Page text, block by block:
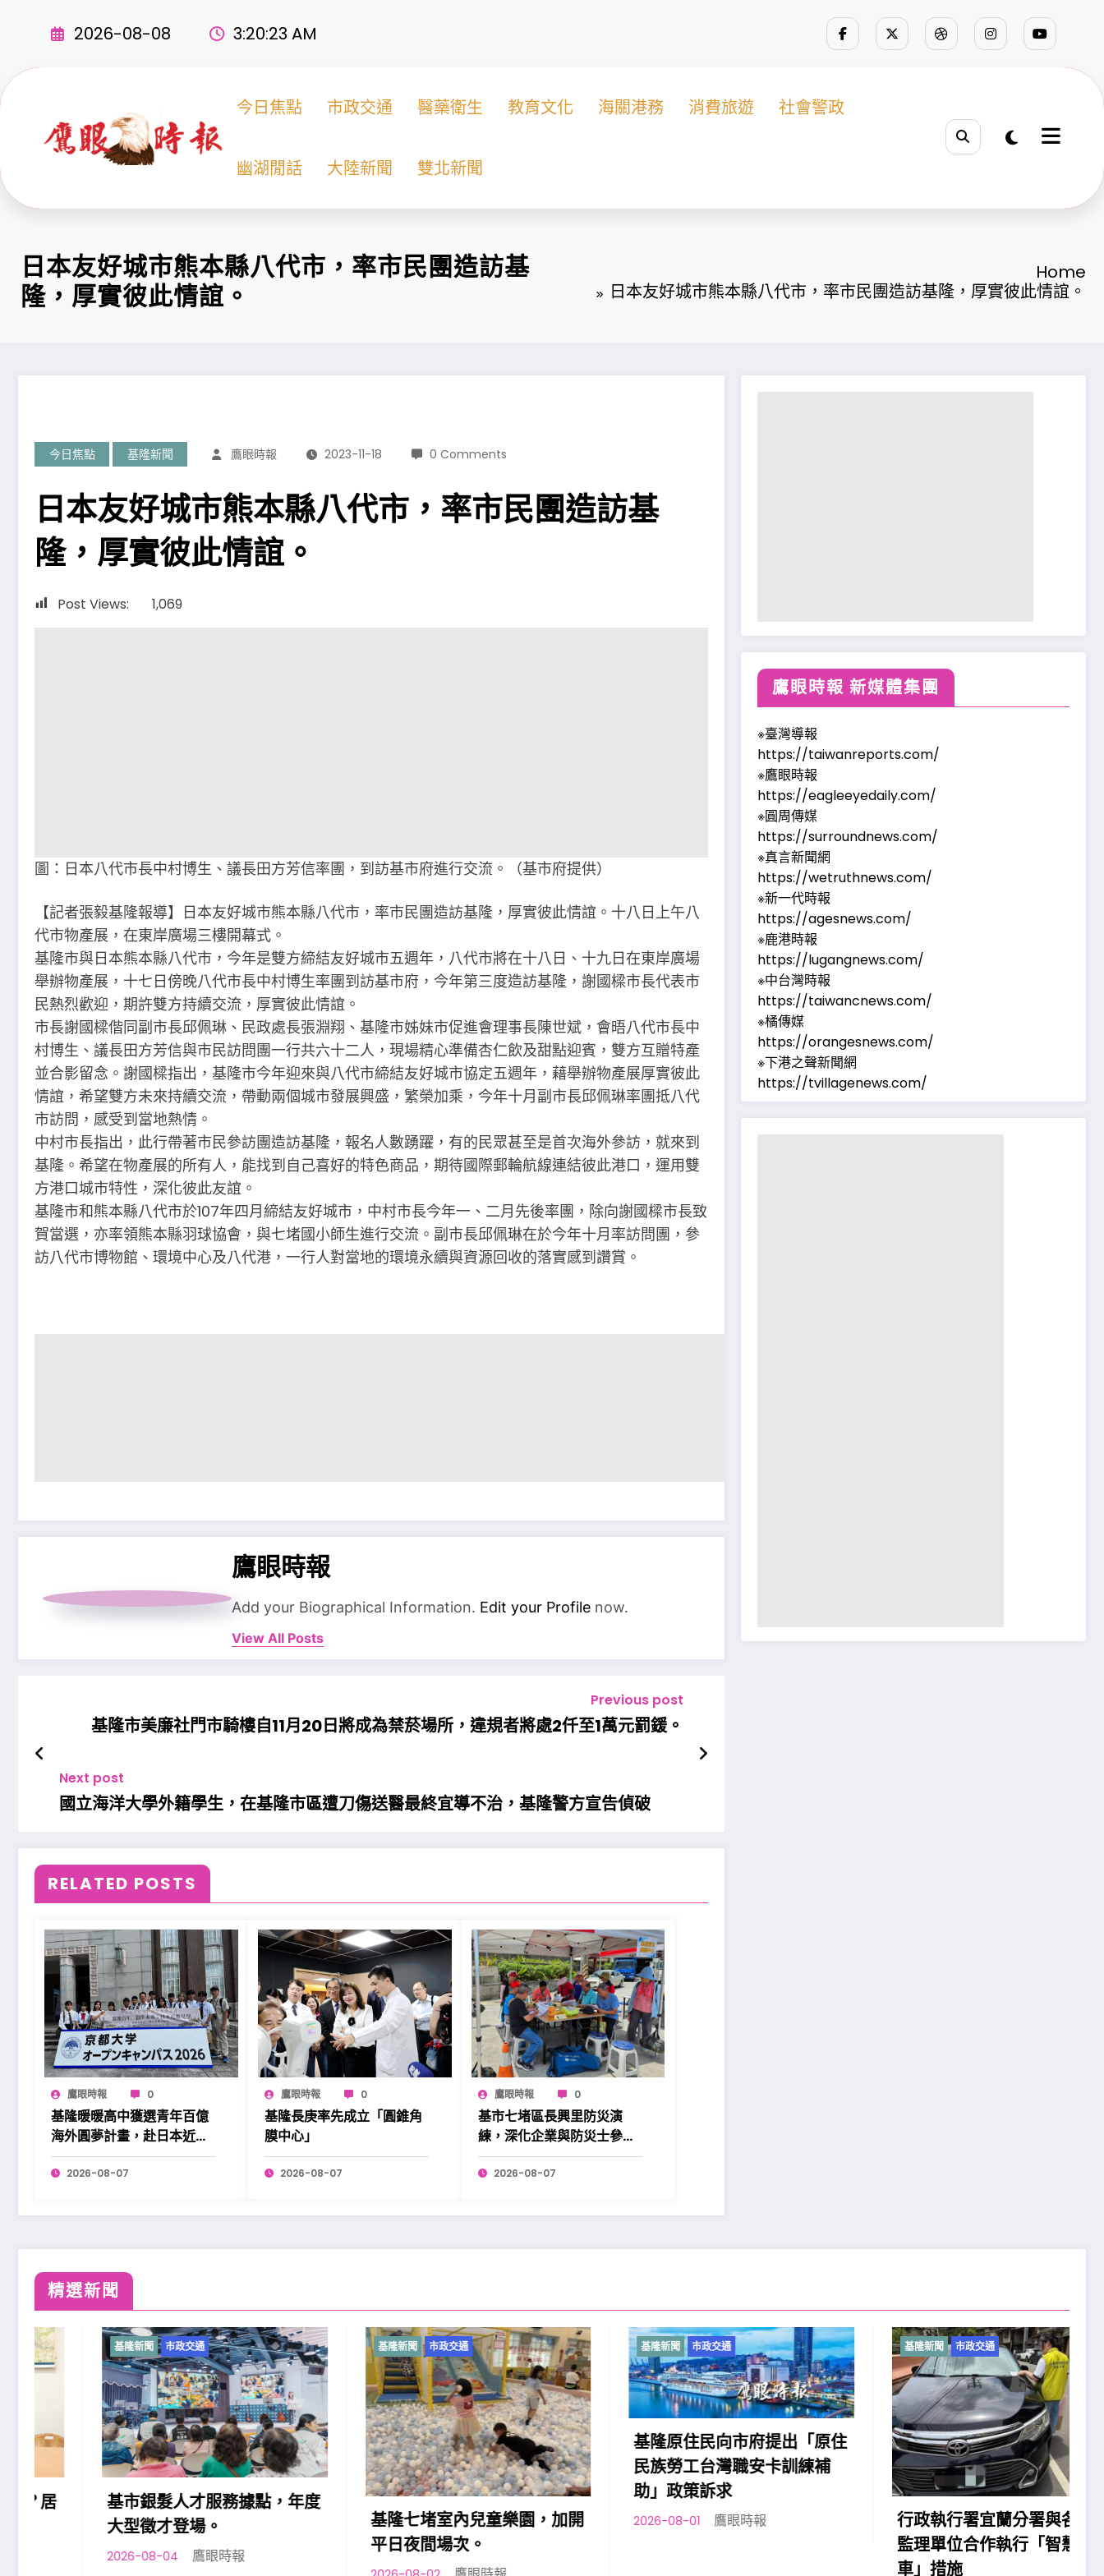
2026-08-08 3:20:23 AM
今日焦點 市政交通 醫藥衛生 教育文化 海關港務 消費旅遊 社會警政
幽湖閒話 大陸新聞 雙北新聞
日本友好城市熊本縣八代市，率市民團造訪基
隆，厚實彼此情誼。
Home
日本友好城市熊本縣八代市，率市民團造訪基隆，厚實彼此情誼。
今日焦點 基隆新聞 鷹眼時報 2023-11-18 0 Comments
日本友好城市熊本縣八代市，率市民團造訪基
隆，厚實彼此情誼。
Post Views: 1,069
圖：日本八代市長中村博生、議長田方芳信率團，到訪基市府進行交流。（基市府提供）
【記者張毅基隆報導】日本友好城市熊本縣八代市，率市民團造訪基隆，厚實彼此情誼。十八日上午八
代市物產展，在東岸廣場三樓開幕式。
基隆市與日本熊本縣八代市，今年是雙方締結友好城市五週年，八代市將在十八日、十九日在東岸廣場
舉辦物產展，十七日傍晚八代市長中村博生率團到訪基市府，今年第三度造訪基隆，謝國樑市長代表市
民熱烈歡迎，期許雙方持續交流，厚實彼此情誼。
市長謝國樑偕同副市長邱佩琳、民政處長張淵翔、基隆市姊妹市促進會理事長陳世斌，會晤八代市長中
村博生、議長田方芳信與市民訪問團一行共六十二人，現場精心準備杏仁飲及甜點迎賓，雙方互贈特產
並合影留念。謝國樑指出，基隆市今年迎來與八代市締結友好城市協定五週年，藉舉辦物產展厚實彼此
情誼，希望雙方未來持續交流，帶動兩個城市發展興盛，繁榮加乘，今年十月副市長邱佩琳率團抵八代
市訪問，感受到當地熱情。
中村市長指出，此行帶著市民參訪團造訪基隆，報名人數踴躍，有的民眾甚至是首次海外參訪，就來到
基隆。希望在物產展的所有人，能找到自己喜好的特色商品，期待國際郵輪航線連結彼此港口，運用雙
方港口城市特性，深化彼此友誼。
基隆市和熊本縣八代市於107年四月締結友好城市，中村市長今年一、二月先後率團，除向謝國樑市長致
賀當選，亦率領熊本縣羽球協會，與七堵國小師生進行交流。副市長邱佩琳在於今年十月率訪問團，參
訪八代市博物館、環境中心及八代港，一行人對當地的環境永續與資源回收的落實感到讚賞。
鷹眼時報
Add your Biographical Information. Edit your Profile now.
View All Posts
Previous post
基隆市美廉社門市騎樓自11月20日將成為禁菸場所，違規者將處2仟至1萬元罰鍰。
Next post
國立海洋大學外籍學生，在基隆市區遭刀傷送醫最終宜導不治，基隆警方宣告偵破
RELATED POSTS
鷹眼時報 0
基隆暖暖高中獲選青年百億
海外圓夢計畫，赴日本近畿
展開學習。
2026-08-07
鷹眼時報 0
基隆長庚率先成立「圓錐角
膜中心」
2026-08-07
鷹眼時報 0
基市七堵區長興里防災演
練，深化企業與防災士參與
更添韌性。
2026-08-07
鷹眼時報 新媒體集團
※臺灣導報
https://taiwanreports.com/
※鷹眼時報
https://eagleeyedaily.com/
※圓周傳媒
https://surroundnews.com/
※真言新聞網
https://wetruthnews.com/
※新一代時報
https://agesnews.com/
※鹿港時報
https://lugangnews.com/
※中台灣時報
https://taiwancnews.com/
※橘傳媒
https://orangesnews.com/
※下港之聲新聞網
https://tvillagenews.com/
精選新聞
基隆新聞 市政交通
基市銀髮人才服務據點，年度
大型徵才登場。
2026-08-04 鷹眼時報
基隆新聞 市政交通
基隆七堵室內兒童樂園，加開
平日夜間場次。
基隆新聞 市政交通
基隆原住民向市府提出「原住
民族勞工台灣職安卡訓練補
助」政策訴求
2026-08-01 鷹眼時報
基隆新聞 市政交通
行政執行署宜蘭分署與各交通
監理單位合作執行「智慧扣